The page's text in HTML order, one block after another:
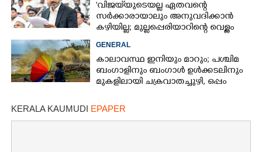
'വിജയ്‌യുടെയല്ല ഏതവന്റെ
സർക്കാരായാലും അനുവദിക്കാൻ
കഴിയില്ല; മുല്ലപ്പെരിയാറിന്റെ വെള്ളം
കൂട്ടുന്നത് മനസിൽ വച്ചാൽമതി'
GENERAL
കാലാവസ്ഥ ഇനിയും മാറും; പശ്ചിമ
ബംഗാളിനും ബംഗാൾ ഉൾക്കടലിനും
മുകളിലായി ചക്രവാതച്ചുഴി, ഒപ്പം
KERALA KAUMUDI EPAPER